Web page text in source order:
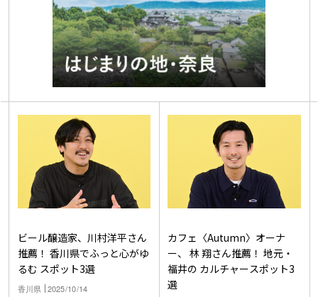
ビール醸造家、川村洋平さん
推薦！ 香川県でふっと心がゆ
るむ スポット3選
香川県 2025/10/14
カフェ〈Autumn〉オーナ
ー、 林 翔さん推薦！ 地元・
福井の カルチャースポット3
選